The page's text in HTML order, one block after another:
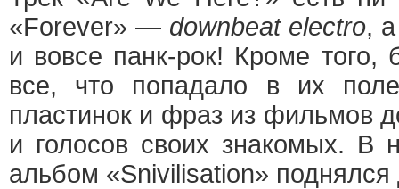
«Forever» — downbeat electro,
и вовсе панк-рок! Кроме того,
все, что попадало в их
пластинок и фраз из фильмов
и голосов своих знакомых. В
альбом «Snivilisation» поднялся